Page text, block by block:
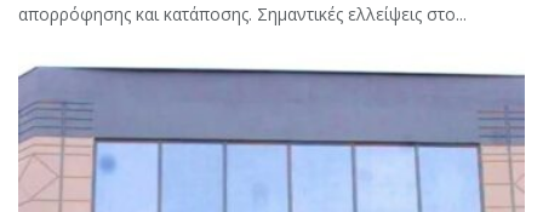
απορρόφησης και κατάποσης. Σημαντικές ελλείψεις στο...